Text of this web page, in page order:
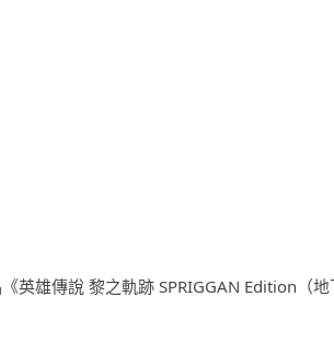
英雄傳說 黎之軌跡 SPRIGGAN Edition（地